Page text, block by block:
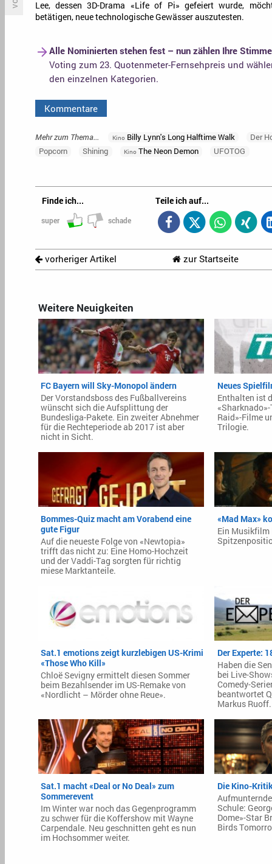
Lee, dessen 3D-Drama «Life of Pi» gefeiert wurde,
betätigen, neue technologische Gewässer auszutesten.
Alle Nominierten stehen fest – nun zählen Ihre
Voting zum 23. Quotenmeter-Fernsehpreis und
den einzelnen Kategorien.
Kommentare
Mehr zum Thema... KinoBilly Lynn's Long Halftime Walk
Der
Popcorn
Shining KinoThe Neon Demon UFOTOG
Finde ich...
super schade
Teile ich auf...
vorheriger Artikel zur Startseite
Entscheidungen anderer'
Weitere Neuigkeiten
FC Bayern will Sky-Monopol ändern
Der Vorstandsboss des Fußballvereins
wünscht sich die Aufsplittung der
Bundesliga-Pakete. Ein zweiter Abnehmer
für die Rechteperiode ab 2017 ist aber
nicht in Sicht.
Neues
Enthalten ist
Raid»-Filme
Trilogie.
Bommes-Quiz macht am Vorabend eine
gute Figur
Auf die neueste Folge von «Newtopia»
trifft das nicht zu: Eine Homo-Hochzeit
und der Vaddi-Tag sorgten für richtig
miese Marktanteile.
«Mad Max»
Ein Musikfilm
Sat.1 emotions zeigt kurzlebigen US-Krimi
«Those Who Kill»
Chloë Sevigny ermittelt diesen Sommer
beim Bezahlsender im US-Remake von
«Nordlicht – Mörder ohne Reue».
Der Experte:
Haben die
bei Live-
Comedy-
beantwortet
Markus Ruoff.
Sat.1 macht «Deal or No Deal» zum
Sommerevent
Im Winter war noch das Gegenprogramm
zu schwer für die Koffershow mit Wayne
Carpendale. Neu geschnitten geht es nun
im Hochsommer weiter.
Die Kino-
Schule:
Dome»-Star
Birds